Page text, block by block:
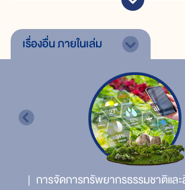
เรื่องอื่นภายในเล่ม
การจัดการทรัพยากรธรรมชาติแล